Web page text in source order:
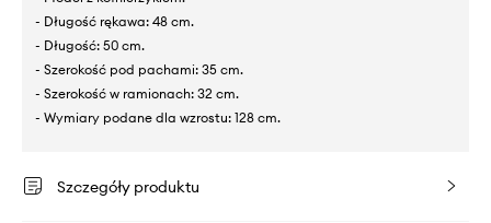
- Długość rękawa: 48 cm.
- Długość: 50 cm.
- Szerokość pod pachami: 35 cm.
- Szerokość w ramionach: 32 cm.
- Wymiary podane dla wzrostu: 128 cm.
Szczegóły produktu